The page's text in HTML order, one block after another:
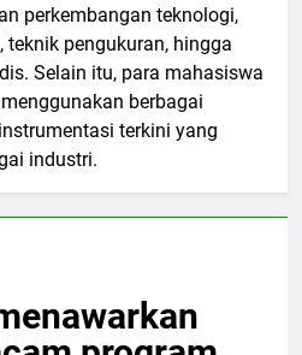
perkembangan teknologi,
pengukuran, hingga
Selain itu, para mahasiswa
berbagai
terkini yang
industri.